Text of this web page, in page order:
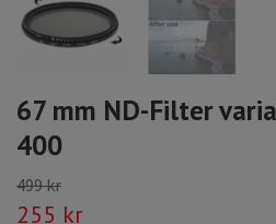
67 mm ND-Filter
400
499 kr
255 kr